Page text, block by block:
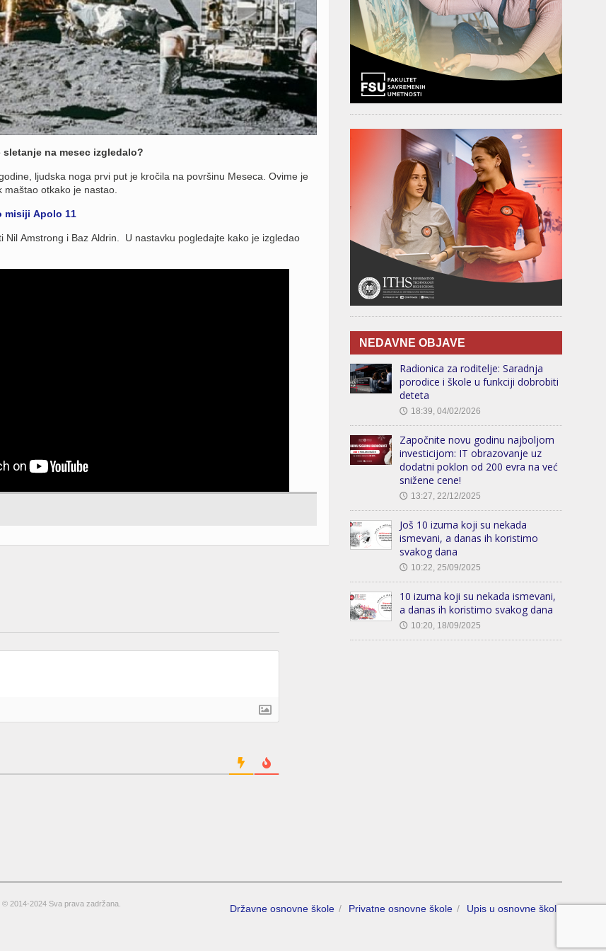
na mesec izgledalo?
ljudska noga prvi put je kročila na površinu Meseca. Ovime je
otkako je nastao.
misiji Apolo 11
Nil Amstrong i Baz Aldrin. U nastavku pogledajte kako je izgledao
NEDAVNE OBJAVE
Radionica za roditelje: Saradnja
porodice i škole u funkciji dobrobiti
deteta
🕔 18:39, 04/02/2026
Započnite novu godinu najboljom
investicijom: IT obrazovanje uz
dodatni poklon od 200 evra na već
snižene cene!
🕔 13:27, 22/12/2025
Još 10 izuma koji su nekada
ismevani, a danas ih koristimo
svakog dana
🕔 10:22, 25/09/2025
10 izuma koji su nekada ismevani,
a danas ih koristimo svakog dana
🕔 10:20, 18/09/2025
Državne osnovne škole Privatne osnovne škole Upis u osnovne škole
© 2014-2024 Sva prava zadržana.